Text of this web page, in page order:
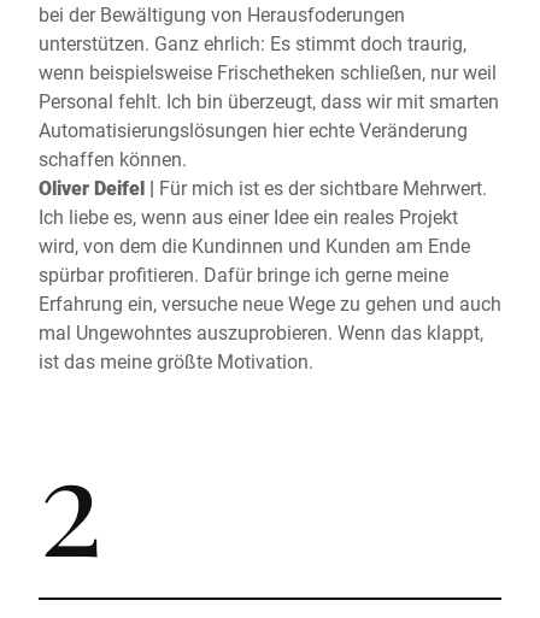
bei der Bewältigung von Herausfoderungen
unterstützen. Ganz ehrlich: Es stimmt doch traurig,
wenn beispielsweise Frischetheken schließen, nur weil
Personal fehlt. Ich bin überzeugt, dass wir mit smarten
Automatisierungslösungen hier echte Veränderung
schaffen können.
Oliver Deifel | Für mich ist es der sichtbare Mehrwert.
Ich liebe es, wenn aus einer Idee ein reales Projekt
wird, von dem die Kundinnen und Kunden am Ende
spürbar profitieren. Dafür bringe ich gerne meine
Erfahrung ein, versuche neue Wege zu gehen und auch
mal Ungewohntes auszuprobieren. Wenn das klappt,
ist das meine größte Motivation.
2